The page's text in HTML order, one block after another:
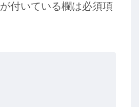
が付いている欄は必須項